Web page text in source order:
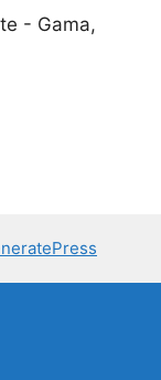
- Gama,